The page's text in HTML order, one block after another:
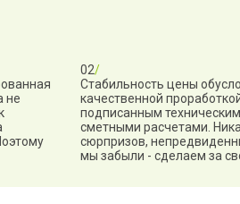
не
02/
Стабильность цены
качественной
подписанным
сметными расчетами.
сюрпризов,
мы забыли - сделаем за